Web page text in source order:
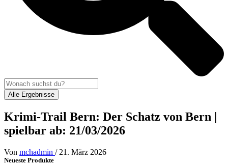
Alle Ergebnisse
Krimi-Trail Bern: Der Schatz von Bern |
spielbar ab: 21/03/2026
Von mchadmin / 21. März 2026
Neueste Produkte